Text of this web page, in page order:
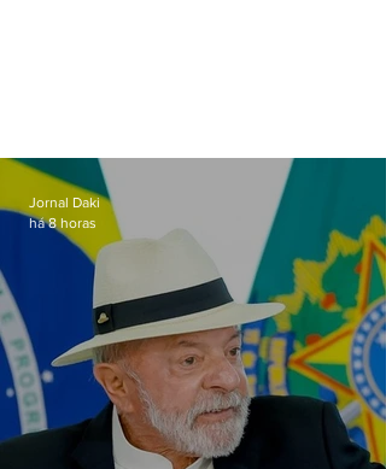
Jornal Daki
há 8 horas